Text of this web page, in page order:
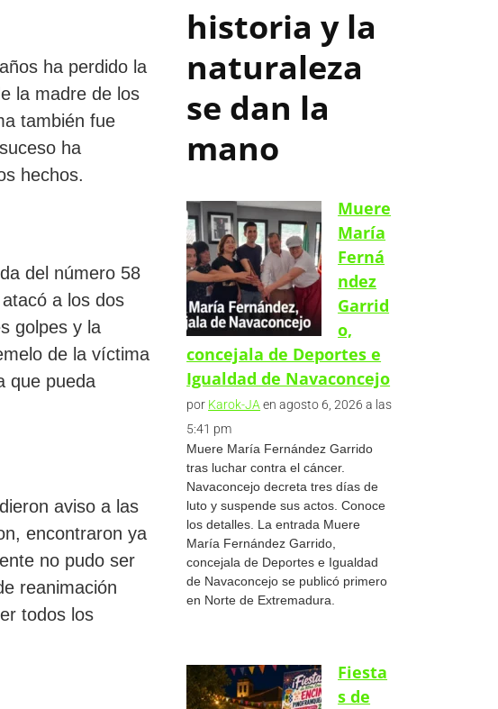
ha perdido la
la madre de los
también fue
ha
hechos.
del número 58
a los dos
golpes y la
de la víctima
que pueda
aviso a las
encontraron ya
no pudo ser
reanimación
todos los
historia y la
naturaleza
se dan la
mano
Muere
María
Ferná
ndez
Garrid
o,
concejala de Deportes e
Igualdad de Navaconcejo
por Karok-JA en agosto 6, 2026 a las
5:41 pm
Muere María Fernández Garrido
tras luchar contra el cáncer.
Navaconcejo decreta tres días de
luto y suspende sus actos. Conoce
los detalles. La entrada Muere
María Fernández Garrido,
concejala de Deportes e Igualdad
de Navaconcejo se publicó primero
en Norte de Extremadura.
Fiesta
s de